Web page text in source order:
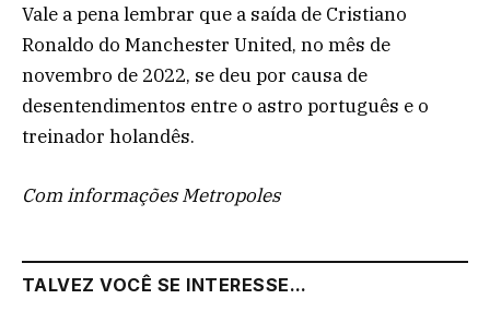
Vale a pena lembrar que a saída de Cristiano
Ronaldo do Manchester United, no mês de
novembro de 2022, se deu por causa de
desentendimentos entre o astro português e o
treinador holandês.
Com informações Metropoles
TALVEZ VOCÊ SE INTERESSE...